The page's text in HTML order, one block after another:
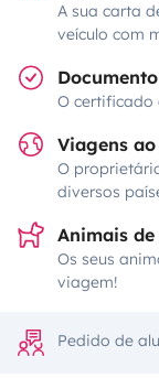
A sua carta
veículo com
O certificado
Viagens
O
diversos
Animais
Os seus
viagem!
Pedido de